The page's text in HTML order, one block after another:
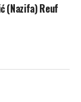
(Nazifa) Reuf